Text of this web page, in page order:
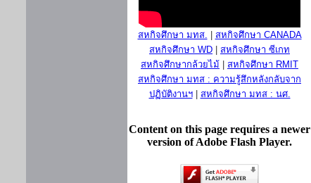
สหกิจศึกษา มทส.
สหกิจศึกษา CANADA
สหกิจศึกษา WD
สหกิจศึกษา ซีเกท
สหกิจศึกษากล้วยไม้
สหกิจศึกษา RMIT
สหกิจศึกษา มทส : ความรู้สึกหลังกลับจาก
ปฏิบัติงานฯ| สหกิจศึกษา มทส : นศ.
Content on this page requires a newer
version of Adobe Flash Player.